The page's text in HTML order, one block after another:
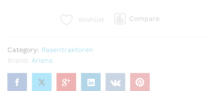
Modell
2022
quantity
Wishlist Compare
Category: Rasentraktoren
Brand: Ariens